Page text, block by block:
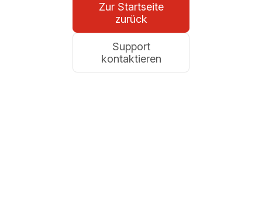
Zur Startseite
zurück
Support
kontaktieren